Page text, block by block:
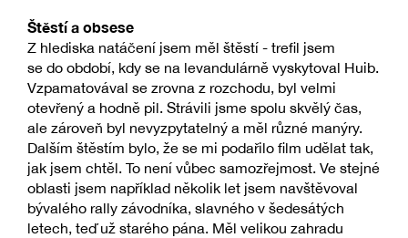
Štěstí a obsese
Z hlediska natáčení jsem měl štěstí - trefil jsem
se do období, kdy se na levandulárně vyskytoval Huib.
Vzpamatovával se zrovna z rozchodu, byl velmi
otevřený a hodně pil. Strávili jsme spolu skvělý čas,
ale zároveň byl nevyzpytatelný a měl různé manýry.
Dalším štěstím bylo, že se mi podařilo film udělat tak,
jak jsem chtěl. To není vůbec samozřejmost. Ve stejné
oblasti jsem například několik let jsem navštěvoval
bývalého rally závodníka, slavného v šedesátých
letech, teď už starého pána. Měl velikou zahradu